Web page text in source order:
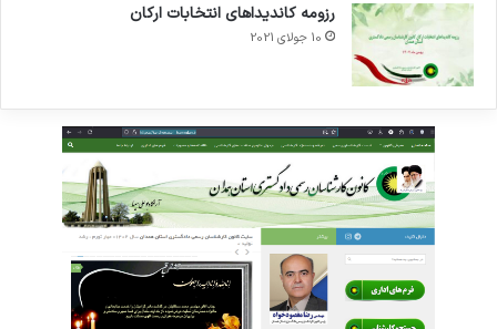
رزومه کاندیداهای انتخابات ارکان
10 جولای 2021